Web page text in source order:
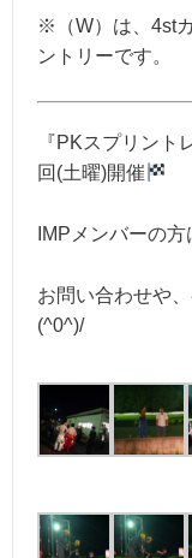
※（W）は、4st
ントリーです。
『PKスプリント
回(土曜)開催
IMPメンバーの方
お問い合わせや
(^0^)/